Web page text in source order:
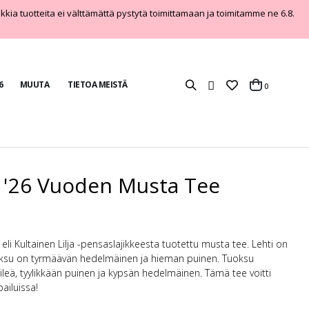
tuotteita ei välttämättä pystytä toimittamaan ja toimitamme ne 6.8.
MUUTA TIETOA MEISTÄ Cart
0tuotteet
'26 Vuoden Musta Tee
Kultainen Lilja -pensaslajikkeesta tuotettu musta tee. Lehti on
on tyrmäävän hedelmäinen ja hieman puinen. Tuoksu
tyylikkään puinen ja kypsän hedelmäinen. Tämä tee voitti